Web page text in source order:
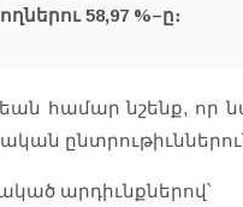
58,97 %–ը։
համար նշենք, որ
արդիւնքներով՝